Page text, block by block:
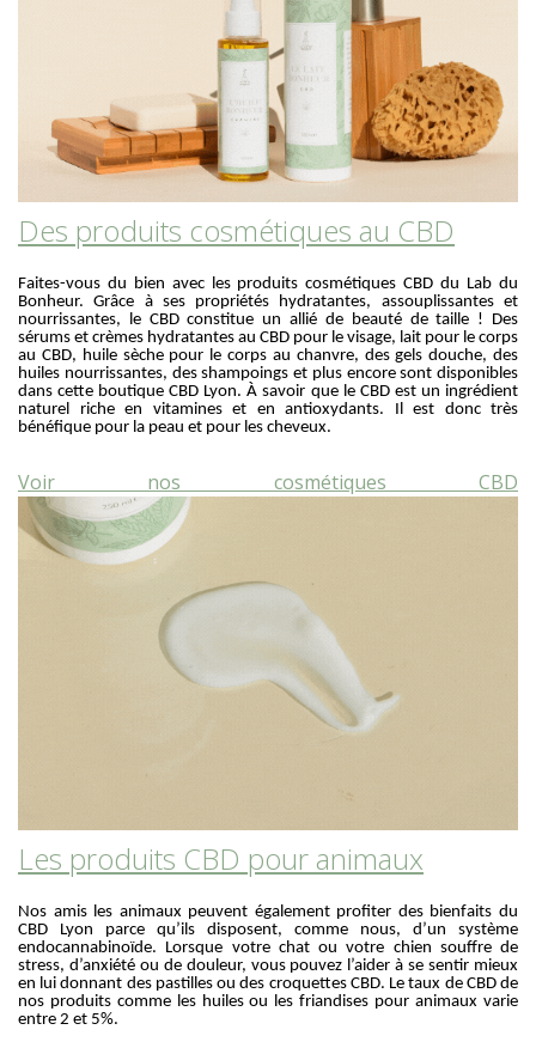
Des produits cosmétiques au CBD
Faites-vous du bien avec les produits cosmétiques CBD du Lab du
Bonheur. Grâce à ses propriétés hydratantes, assouplissantes et
nourrissantes, le CBD constitue un allié de beauté de taille ! Des
sérums et crèmes hydratantes au CBD pour le visage, lait pour le corps
au CBD, huile sèche pour le corps au chanvre, des gels douche, des
huiles nourrissantes, des shampoings et plus encore sont disponibles
dans cette boutique CBD Lyon. À savoir que le CBD est un ingrédient
naturel riche en vitamines et en antioxydants. Il est donc très
bénéfique pour la peau et pour les cheveux.
Voir nos cosmétiques CBD
Les produits CBD pour animaux
Nos amis les animaux peuvent également profiter des bienfaits du
CBD Lyon parce qu’ils disposent, comme nous, d’un système
endocannabinoïde. Lorsque votre chat ou votre chien souffre de
stress, d’anxiété ou de douleur, vous pouvez l’aider à se sentir mieux
en lui donnant des pastilles ou des croquettes CBD. Le taux de CBD de
nos produits comme les huiles ou les friandises pour animaux varie
entre 2 et 5%.